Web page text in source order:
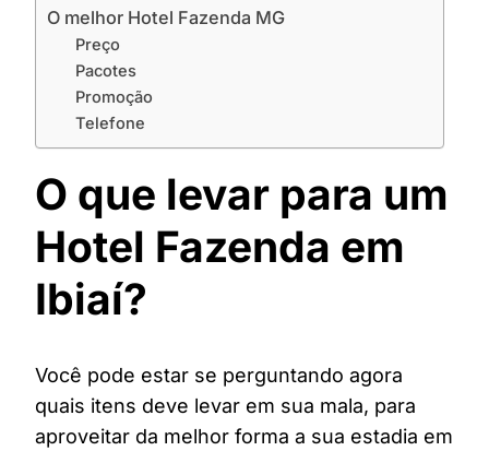
O melhor Hotel Fazenda MG
Preço
Pacotes
Promoção
Telefone
O que levar para um
Hotel Fazenda em
Ibiaí?
Você pode estar se perguntando agora
quais itens deve levar em sua mala, para
aproveitar da melhor forma a sua estadia em